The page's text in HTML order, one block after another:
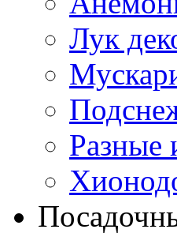
Лук
Разные